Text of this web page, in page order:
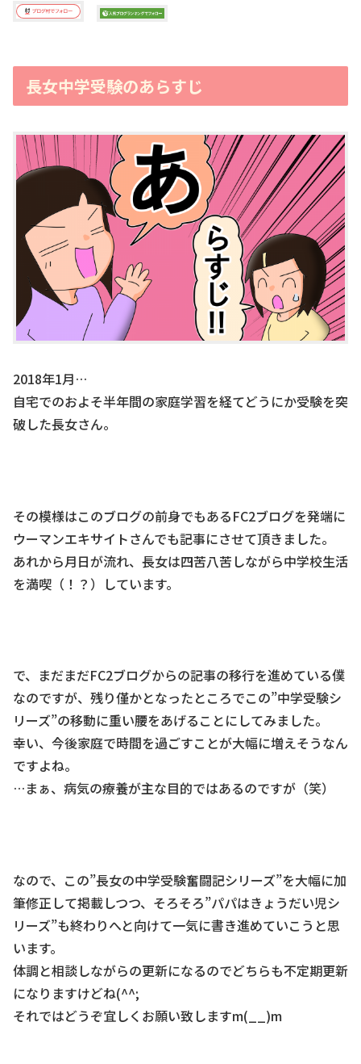
長女中学受験のあらすじ
2018年1月…
自宅でのおよそ半年間の家庭学習を経てどうにか受験を突
破した長女さん。
その模様はこのブログの前身でもあるFC2ブログを発端に
ウーマンエキサイトさんでも記事にさせて頂きました。
あれから月日が流れ、長女は四苦八苦しながら中学校生活
を満喫（！？）しています。
で、まだまだFC2ブログからの記事の移行を進めている僕
なのですが、残り僅かとなったところでこの”中学受験シ
リーズ”の移動に重い腰をあげることにしてみました。
幸い、今後家庭で時間を過ごすことが大幅に増えそうなん
ですよね。
…まぁ、病気の療養が主な目的ではあるのですが（笑）
なので、この”長女の中学受験奮闘記シリーズ”を大幅に加
筆修正して掲載しつつ、そろそろ”パパはきょうだい児シ
リーズ”も終わりへと向けて一気に書き進めていこうと思
います。
体調と相談しながらの更新になるのでどちらも不定期更新
になりますけどね(^^;
それではどうぞ宜しくお願い致しますm(__)m